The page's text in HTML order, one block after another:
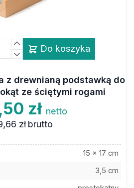
Do koszyka
z drewnianą podstawką do
ze ściętymi rogami
zł netto
zł brutto
15 x 17 cm
3,5 cm